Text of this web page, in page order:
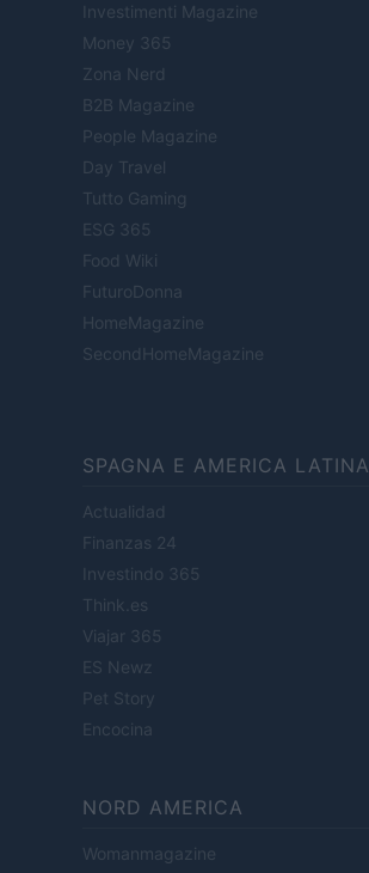
Investimenti Magazine
Money 365
Zona Nerd
B2B Magazine
People Magazine
Day Travel
Tutto Gaming
ESG 365
Food Wiki
FuturoDonna
HomeMagazine
SecondHomeMagazine
SPAGNA E AMERICA LATINA
Actualidad
Finanzas 24
Investindo 365
Think.es
Viajar 365
ES Newz
Pet Story
Encocina
NORD AMERICA
Womanmagazine